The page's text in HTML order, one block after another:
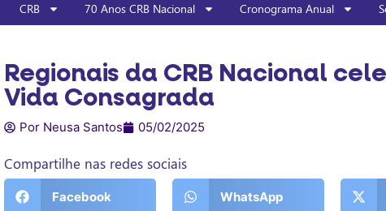
CRB 70 Anos CRB Nacional Cronograma Anual
Regionais da CRB Nacional
Vida Consagrada
Por Neusa Santos 05/02/2025
Compartilhe nas redes sociais
Facebook WhatsApp